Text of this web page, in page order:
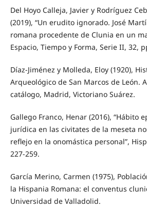
Del Hoyo Calleja, Javier y Rodríguez
(2019), “Un erudito ignorado. José
romana procedente de Clunia en un
Espacio, Tiempo y Forma, Serie II, 32,
Díaz-Jiménez y Molleda, Eloy (1920),
Arqueológico de San Marcos de León.
catálogo, Madrid, Victoriano Suárez.
Gallego Franco, Henar (2016), “Hábito
jurídica en las civitates de la meseta
reflejo en la onomástica personal”,
227-259.
García Merino, Carmen (1975),
la Hispania Romana: el conventus
Universidad de Valladolid.